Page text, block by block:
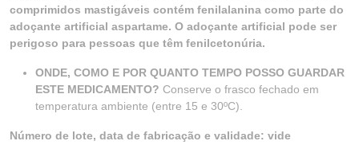
comprimidos mastigáveis contém fenilalanina como parte do
adoçante artificial aspartame. O adoçante artificial pode ser
perigoso para pessoas que têm fenilcetonúria.
ONDE, COMO E POR QUANTO TEMPO POSSO GUARDAR
ESTE MEDICAMENTO? Conserve o frasco fechado em
temperatura ambiente (entre 15 e 30ºC).
Número de lote, data de fabricação e validade: vide